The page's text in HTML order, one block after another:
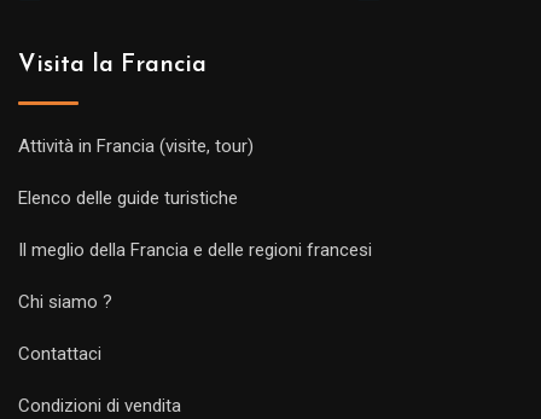
Visita la Francia
Attività in Francia (visite, tour)
Elenco delle guide turistiche
Il meglio della Francia e delle regioni francesi
Chi siamo ?
Contattaci
Condizioni di vendita